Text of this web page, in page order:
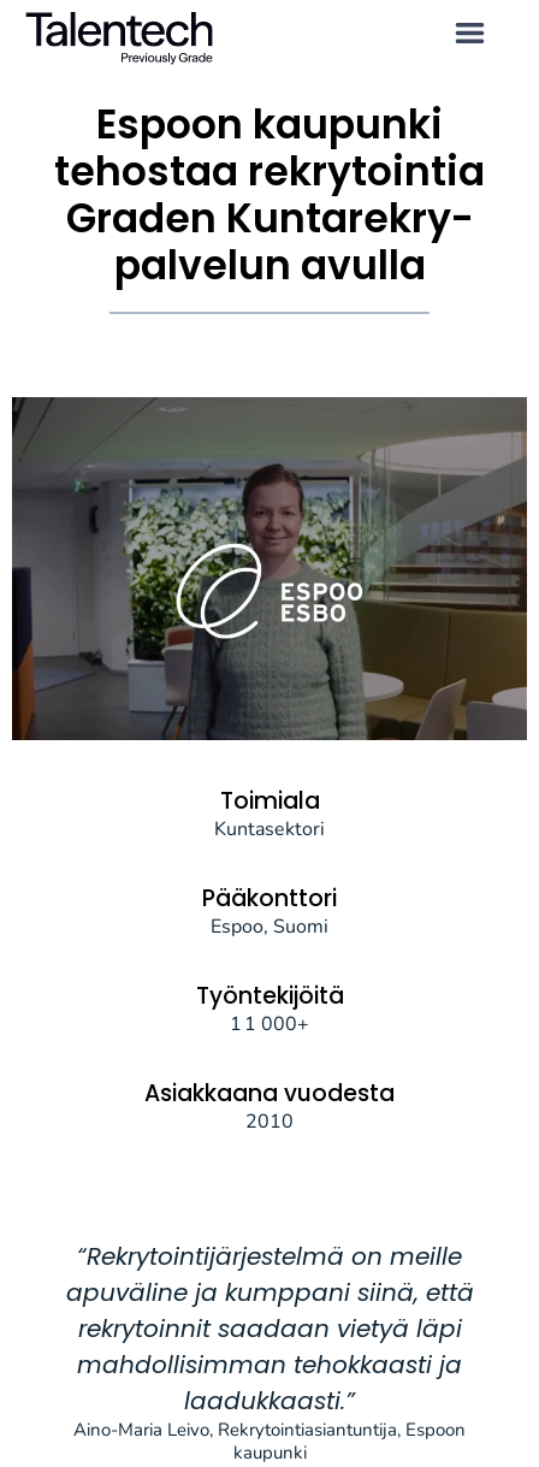
Espoon kaupunki
tehostaa rekrytointia
Graden Kuntarekry-
palvelun avulla
Toimiala
Kuntasektori
Pääkonttori
Espoo, Suomi
Työntekijöitä
1 1 000+
Asiakkaana vuodesta
2010
“Rekrytointijärjestelmä on meille
apuväline ja kumppani siinä, että
rekrytoinnit saadaan vietyä läpi
mahdollisimman tehokkaasti ja
laadukkaasti.”
Aino-Maria Leivo, Rekrytointiasiantuntija, Espoon
kaupunki